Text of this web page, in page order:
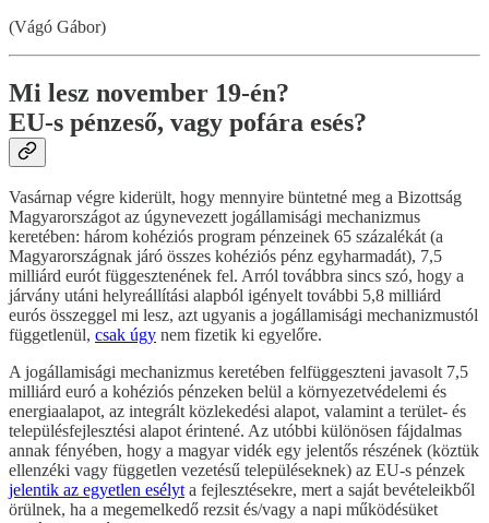
(Vágó Gábor)
Mi lesz november 19-én?
EU-s pénzeső, vagy pofára esés?
Vasárnap végre kiderült, hogy mennyire büntetné meg a Bizottság
Magyarországot az úgynevezett jogállamisági mechanizmus
keretében: három kohéziós program pénzeinek 65 százalékát (a
Magyarországnak járó összes kohéziós pénz egyharmadát), 7,5
milliárd eurót függesztenének fel. Arról továbbra sincs szó, hogy a
járvány utáni helyreállítási alapból igényelt további 5,8 milliárd
eurós összeggel mi lesz, azt ugyanis a jogállamisági mechanizmustól
függetlenül, csak úgy nem fizetik ki egyelőre.
A jogállamisági mechanizmus keretében felfüggeszteni javasolt 7,5
milliárd euró a kohéziós pénzeken belül a környezetvédelemi és
energiaalapot, az integrált közlekedési alapot, valamint a terület- és
településfejlesztési alapot érintené. Az utóbbi különösen fájdalmas
annak fényében, hogy a magyar vidék egy jelentős részének (köztük
ellenzéki vagy független vezetésű településeknek) az EU-s pénzek
jelentik az egyetlen esélyta fejlesztésekre, mert a saját bevételeikből
örülnek, ha a megemelkedő rezsit és/vagy a napi működésüket